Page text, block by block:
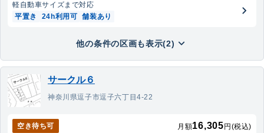
軽自動車サイズまで対応
平置き
24h利用可 舗装あり
他の条件の区画も表示(2)
サークル６
神奈川県逗子市逗子六丁目4-22
空き待ち可 月額16,305 円(税込)